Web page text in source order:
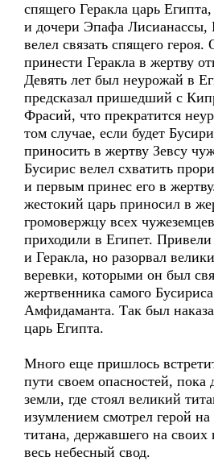
спящего Геракла царь
и дочери Эпафа Лисианассы,
велел связать спящего героя.
принести Геракла в жертву
Девять лет был неурожай в
предсказал пришедший с
Фрасий, что прекратится
том случае, если будет
приносить в жертву Зевсу
Бусирис велел схватить
и первым принес его в
жестокий царь приносил в
громовержцу всех
приходили в Египет.
и Геракла, но разорвал
веревки, которыми он был
жертвенника самого
Амфидаманта. Так был
царь Египта.
Много еще пришлось
пути своем опасностей, пока
земли, где стоял великий
изумлением смотрел герой на
титана, державшего на
весь небесный свод.